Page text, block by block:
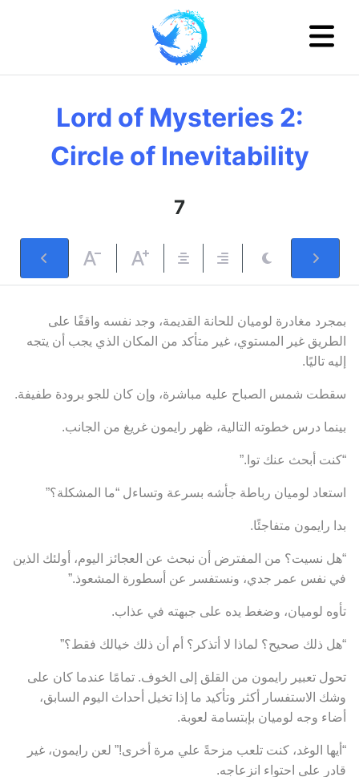
Lord of Mysteries 2:
Circle of Inevitability
7
بمجرد مغادرة لوميان للحانة القديمة، وجد نفسه واقفًا على
الطريق غير المستوي، غير متأكد من المكان الذي يجب أن يتجه
إليه تاليًا.
سقطت شمس الصباح عليه مباشرة، وإن كان للجو برودة طفيفة.
بينما درس خطوته التالية، ظهر رايمون غريغ من الجانب.
“كنت أبحث عنك توا.”
استعاد لوميان رباطة جأشه بسرعة وتساءل “ما المشكلة؟”
بدا رايمون متفاجئًا.
“هل نسيت؟ من المفترض أن نبحث عن العجائز اليوم، أولئك الذين
في نفس عمر جدي، ونستفسر عن أسطورة المشعوذ.”
تأوه لوميان، وضغط يده على جبهته في عذاب.
“هل ذلك صحيح؟ لماذا لا أتذكر؟ أم أن ذلك خيالك فقط؟”
تحول تعبير رايمون من القلق إلى الخوف. تمامًا عندما كان على
وشك الاستفسار أكثر وتأكيد ما إذا تخيل أحداث اليوم السابق،
أضاء وجه لوميان بإبتسامة لعوبة.
“أيها الوغد، كنت تلعب مزحةً علي مرة أخرى!” لعن رايمون، غير
قادر على احتواء انزعاجه.